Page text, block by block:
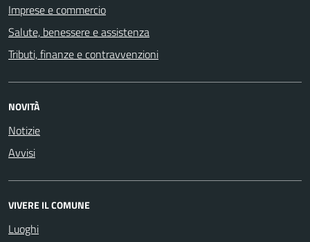
Imprese e commercio
Salute, benessere e assistenza
Tributi, finanze e contravvenzioni
NOVITÀ
Notizie
Avvisi
VIVERE IL COMUNE
Luoghi